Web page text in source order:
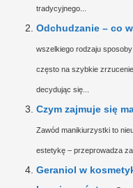
tradycyjnego...
Odchudzanie – co
wszelkiego rodzaju
często na szybkie
decydując się...
Czym zajmuje się
Zawód manikiurzystki to
estetykę – przeprowadza
Geraniol w